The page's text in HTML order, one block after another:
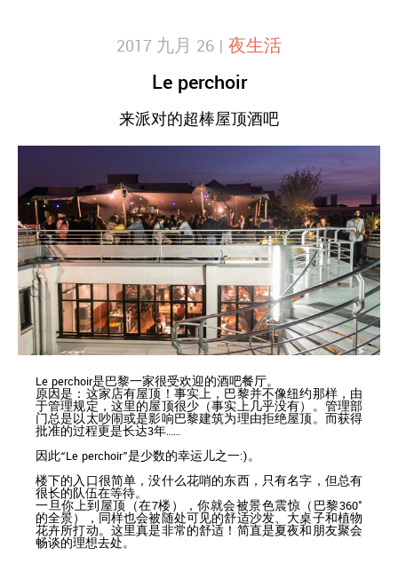
2017 九月 26 | 夜生活
Le perchoir
来派对的超棒屋顶酒吧
Le perchoir是巴黎一家很受欢迎的酒吧餐厅。
原因是：这家店有屋顶！事实上，巴黎并不像纽约那样，由
于管理规定，这里的屋顶很少（事实上几乎没有）。管理部
门总是以太吵闹或是影响巴黎建筑为理由拒绝屋顶。而获得
批准的过程更是长达3年……
因此“Le perchoir”是少数的幸运儿之一:)。
楼下的入口很简单，没什么花哨的东西，只有名字，但总有
很长的队伍在等待。
一旦你上到屋顶（在7楼），你就会被景色震惊（巴黎360°
的全景），同样也会被随处可见的舒适沙发、大桌子和植物
花卉所打动。这里真是非常的舒适！简直是夏夜和朋友聚会
畅谈的理想去处。